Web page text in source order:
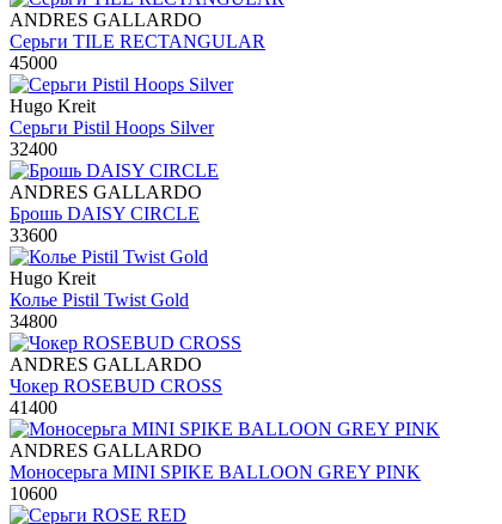
ANDRES GALLARDO
Серьги TILE RECTANGULAR
45000
Hugo Kreit
Серьги Pistil Hoops Silver
32400
ANDRES GALLARDO
Брошь DAISY CIRCLE
33600
Hugo Kreit
Колье Pistil Twist Gold
34800
ANDRES GALLARDO
Чокер ROSEBUD CROSS
41400
ANDRES GALLARDO
Моносерьга MINI SPIKE BALLOON GREY PINK
10600